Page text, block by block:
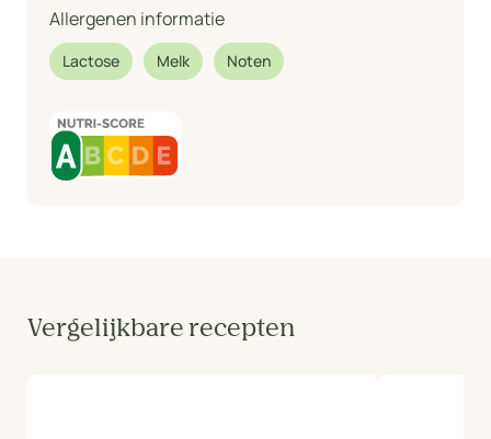
Allergenen informatie
Lactose Melk Noten
Vergelijkbare recepten